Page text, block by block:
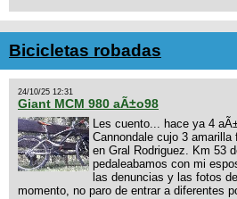
Bicicletas robadas
24/10/25 12:31
Giant MCM 980 aÃ±o98
Les cuento... hace ya 4
Cannondale cujo 3
en Gral Rodriguez. Km 53
pedaleabamos con mi
las denuncias y las fotos
momento, no paro de entrar a diferentes